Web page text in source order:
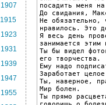
1907
1915
1923
1931
1939
1947
1955
посадить меня
До свидания,
Не обязательно,
нравилось. Это
Я весь день
занимается
Ты бы видел
его творчества.
Ему надо
Заработает
Ты, наверное,
Мир болен.
Ты прямо